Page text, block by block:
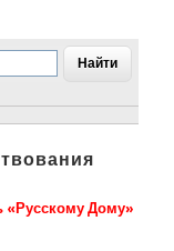
«Русскому Дому»